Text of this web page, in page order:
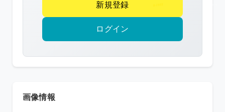
作
権
護
新規登録
ログイン
画像情報